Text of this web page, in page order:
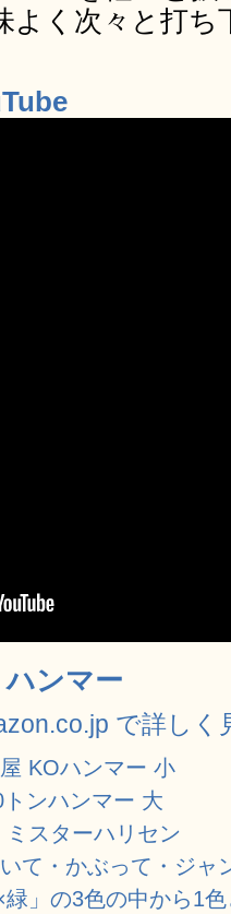
よく次々と打ち
ハンマー
で詳しく
KOハンマー 小
トンハンマー 大
ミスターハリセン
て・かぶって・ジ
」の3色の中から1